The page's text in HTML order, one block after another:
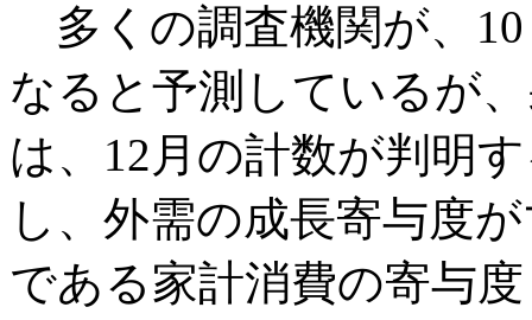
多くの調査機関が、
なると予測しているが
は、12月の計数が判明
し、外需の成長寄与度
である家計消費の寄与